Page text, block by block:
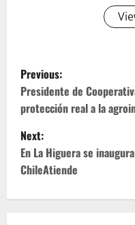
P
o
s
t
n
Previous:
Presidente de
protección real a la
Next:
En La Higuera se
ChileAtiende